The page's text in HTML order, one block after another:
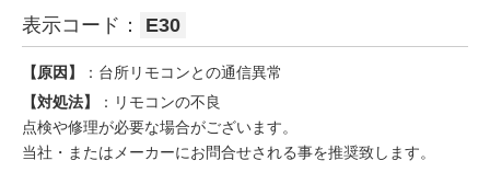
表示コード： E30
【原因】
：台所リモコンとの通信異常
【対処法】
：リモコンの不良
点検や修理が必要な場合がございます。
当社・またはメーカーにお問合せされる事を推奨致します。